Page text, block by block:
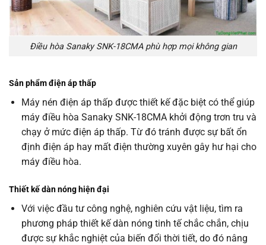
Điều hòa Sanaky SNK-18CMA phù hợp mọi không gian
Sản phẩm điện áp thấp
Máy nén điện áp thấp được thiết kế đặc biệt có thể giúp
máy điều hòa Sanaky SNK-18CMA khởi động trơn tru và
chạy ở mức điện áp thấp. Từ đó tránh được sự bất ổn
định điện áp hay mất điện thường xuyên gây hư hại cho
máy điều hòa.
Thiết kế dàn nóng hiện đại
Với việc đầu tư công nghệ, nghiên cứu vật liệu, tìm ra
phương pháp thiết kế dàn nóng tinh tế chắc chắn, chịu
được sự khắc nghiệt của biến đổi thời tiết, do đó nâng